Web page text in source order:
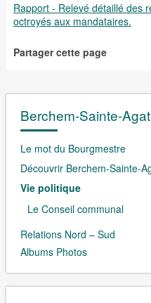
Rapport - Relevé détaillé des
octroyés aux mandataires.
Partager cette page
Berchem-Sainte-
Le mot du Bourgmestre
Découvrir Berchem-Sainte-
Vie politique
Le Conseil communal
Relations Nord – Sud
Albums Photos